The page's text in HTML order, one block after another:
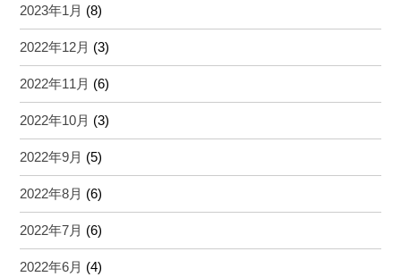
2023年1月 (8)
2022年12月 (3)
2022年11月 (6)
2022年10月 (3)
2022年9月 (5)
2022年8月 (6)
2022年7月 (6)
2022年6月 (4)